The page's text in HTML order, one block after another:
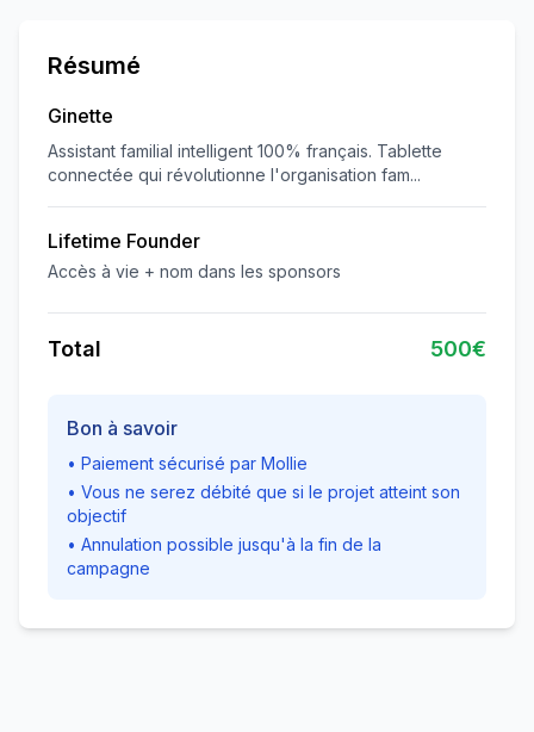
Résumé
Ginette
Assistant familial intelligent 100% français. Tablette
connectée qui révolutionne l'organisation fam...
Lifetime Founder
Accès à vie + nom dans les sponsors
Total 500€
Bon à savoir
• Paiement sécurisé par Mollie
• Vous ne serez débité que si le projet atteint son
objectif
• Annulation possible jusqu'à la fin de la
campagne